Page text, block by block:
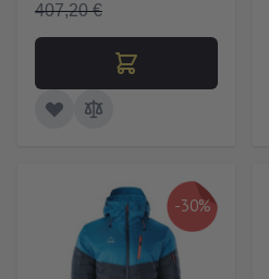
407,20 €
-30%